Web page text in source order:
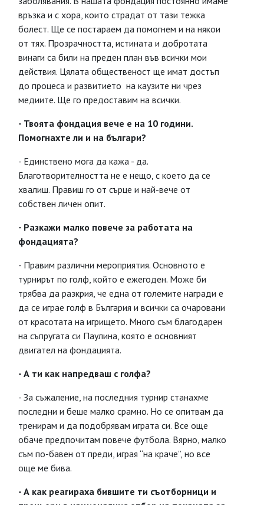
връзка и с хора, които страдат от тази тежка
болест. Ще се постараем да помогнем и на някои
от тях. Прозрачността, истината и добротата
винаги са били на преден план във всички мои
действия. Цялата общественост ще имат достъп
до процеса и развитието на каузите ни чрез
медиите. Ще го предоставим на всички.
- Твоята фондация вече е на 10 години.
Помогнахте ли и на българи?
- Единствено мога да кажа - да.
Благотворителността не е нещо, с което да се
хвалиш. Правиш го от сърце и най-вече от
собствен личен опит.
- Разкажи малко повече за работата на
фондацията?
- Правим различни мероприятия. Основното е
турнирът по голф, който е ежегоден. Може би
трябва да разкрия, че една от големите награди е
да се играе голф в България и всички са очаровани
от красотата на игрището. Много съм благодарен
на съпругата си Паулина, която е основният
двигател на фондацията.
- А ти как напредваш с голфа?
- За съжаление, на последния турнир станахме
последни и беше малко срамно. Но се опитвам да
тренирам и да подобрявам играта си. Все още
обаче предпочитам повече футбола. Вярно, малко
съм по-бавен от преди, играя “на краче”, но все
още ме бива.
- А как реагираха бившите ти съотборници и